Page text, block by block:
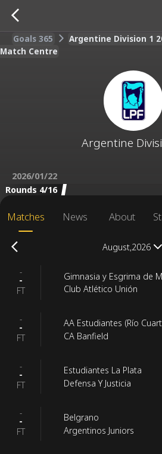
Goals 365
Argentine Division 1
Match Centre
Argentine
2026/01/22
Rounds 4/16
Matches News About
August,2026
-
-
FT
Gimnasia y Esgrima de
Club Atlético Unión
-
-
FT
AA Estudiantes (Río
CA Banfield
-
-
FT
Estudiantes La Plata
Defensa Y Justicia
-
-
FT
Belgrano
Argentinos Juniors